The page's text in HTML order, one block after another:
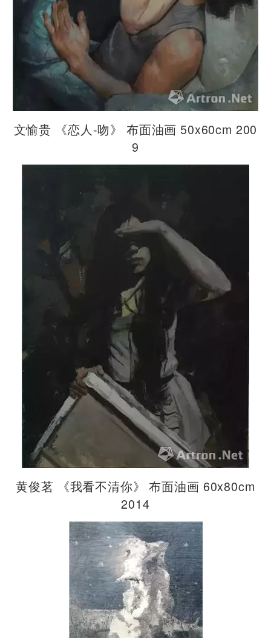
文愉贵 《恋人-吻》 布面油画 50x60cm 200
9
黄俊茗 《我看不清你》 布面油画 60x80cm
2014